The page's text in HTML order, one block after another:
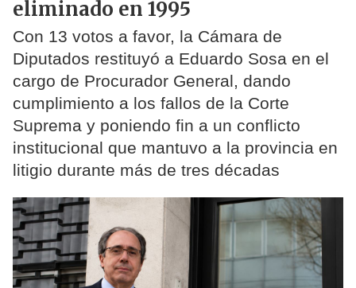
eliminado en 1995
Con 13 votos a favor, la Cámara de
Diputados restituyó a Eduardo Sosa en el
cargo de Procurador General, dando
cumplimiento a los fallos de la Corte
Suprema y poniendo fin a un conflicto
institucional que mantuvo a la provincia en
litigio durante más de tres décadas